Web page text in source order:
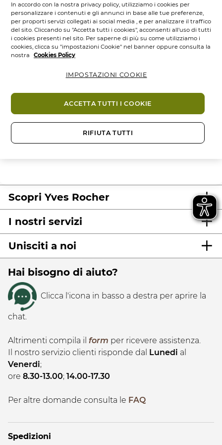
richieste informazioni sensibili come il colore e la
tipologia dei tuoi capelli. Il trattamento di questi dati
sensibili da parte di Yves Rocher richiede la preventiva
raccolta del tuo consenso.
capelli con il fine di ricevere i risultati della mia
Scopri Yves Rocher
I nostri servizi
Unisciti a noi
Hai bisogno di aiuto?
Clicca l'icona in basso a destra per aprire la
chat.
Altrimenti compila il form per ricevere assistenza.
Il nostro servizio clienti risponde dal Lunedi al
Venerdi;
ore 8.30-13.00; 14.00-17.30
Per altre domande consulta le FAQ
Spedizioni
In accordo con la nostra privacy policy, utilizziamo i cookies per
personalizzare i contenuti e gli annunci in base alle tue preferenze,
per proporti servizi collegati ai social media , e per analizzare il traffico
del sito. Cliccando su "Accetta tutti i cookies", acconsenti all'uso di tutti
i cookies presenti nel sito. Per saperne di più su come utilizziamo i
cookies, clicca su "impostazioni Cookie" nel banner oppure consulta la
nostra
Cookies Policy
RIFIUTA TUTTI
ACCETTA TUTTI I COOKIE
IMPOSTAZIONI COOKIE